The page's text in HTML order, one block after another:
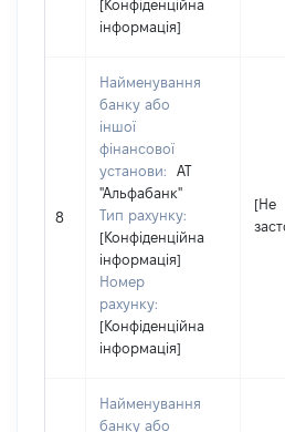
[Конфіденційна
інформація]
8
Найменування
банку або
іншої
фінансової
установи:
АТ
"Альфабанк"
Тип рахунку:
[Конфіденційна
інформація]
Номер
рахунку:
[Конфіденційна
інформація]
[Не
Найменування
банку або